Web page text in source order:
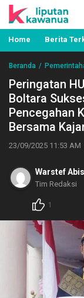
Liputan
Berita
Pemerintahan,
Home Berita
Beranda
Peringatan
Boltara
Pencegahan
Bersama
23/09/2025 11:53 AM
Warstef
Tim Redaksi
1